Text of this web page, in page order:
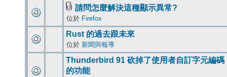
請問怎麼解決這種顯示異常?
位於 Firefox
Rust 的過去跟未來
位於 新聞與報導
Thunderbird 91 砍掉了使用者自訂字元編碼
的功能